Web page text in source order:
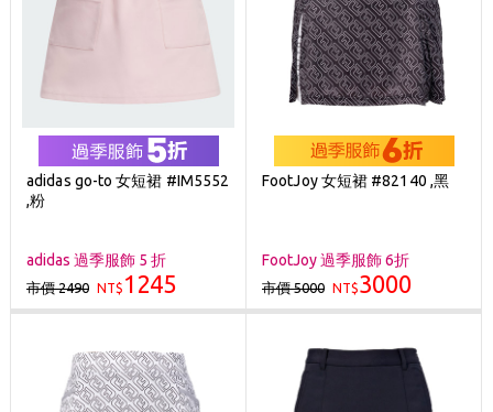
adidas go-to 女短裙 #IM5552
,粉
adidas 過季服飾 5 折
市價 2490 NT$ 1245
FootJoy 女短裙 #82140 ,黑
FootJoy 過季服飾 6折
市價 5000 NT$3000